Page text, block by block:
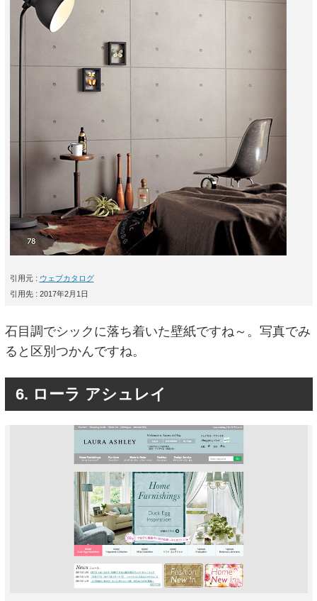
引用元 : ウェブカタログ
引用先 : 2017年2月1日
石目調でシックに落ち着いた壁紙ですね～。写真でみ
ると区別つかんですね。
6. ローラ アシュレイ